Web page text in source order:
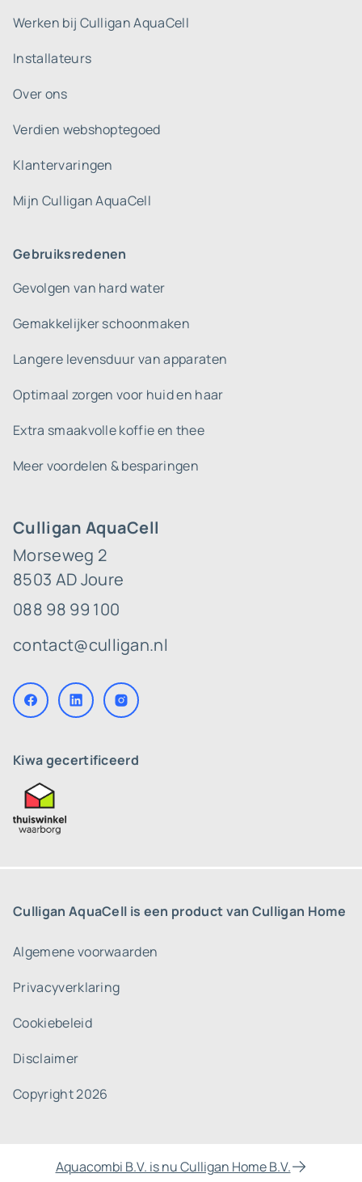
Culligan AquaCell
Morseweg 2
8503 AD Joure
088 98 99 100
contact@culligan.nl
Kiwa gecertificeerd
Werken bij Culligan AquaCell
Installateurs
Over ons
Verdien webshoptegoed
Klantervaringen
Mijn Culligan AquaCell
Gebruiksredenen
Gevolgen van hard water
Gemakkelijker schoonmaken
Langere levensduur van apparaten
Optimaal zorgen voor huid en haar
Extra smaakvolle koffie en thee
Meer voordelen & besparingen
Culligan AquaCell is een product van Culligan Home
Algemene voorwaarden
Privacyverklaring
Cookiebeleid
Disclaimer
Copyright 2026
Aquacombi B.V. is nu Culligan Home B.V.